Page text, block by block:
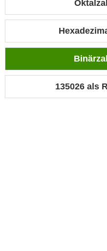
135026 als